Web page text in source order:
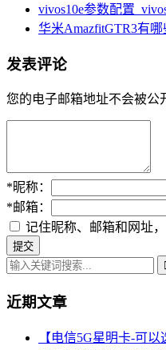
vivos10e参数配置
华米AmazfitGTR3有
发表评论
您的电子邮箱地址不会被公
*昵称：
*邮箱：
记住昵称、邮箱和网址
近期文章
【电信5G星明卡-可